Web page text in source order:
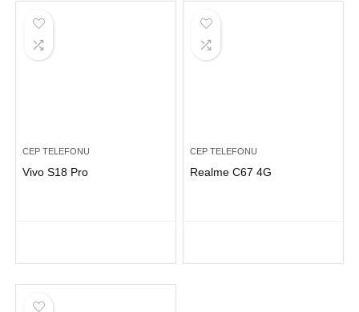
CEP TELEFONU
Vivo S18 Pro
CEP TELEFONU
Realme C67 4G